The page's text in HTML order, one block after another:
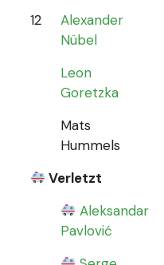
12
Alexander
Nübel
Leon
Goretzka
Mats
Hummels
Verletzt
Aleksandar
Pavlović